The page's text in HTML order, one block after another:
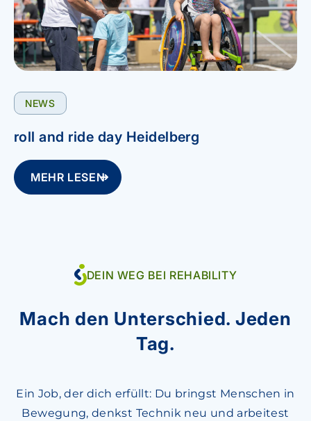
NEWS
roll and ride day Heidelberg
MEHR LESEN
DEIN WEG BEI REHABILITY
Mach den Unterschied. Jeden
Tag.
Ein Job, der dich erfüllt: Du bringst Menschen in
Bewegung, denkst Technik neu und arbeitest